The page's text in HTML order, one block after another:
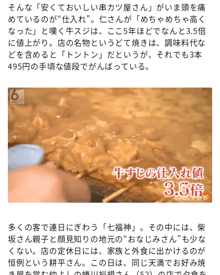
そんな「安くておいしい串カツ屋さん」がいま頭を痛
めているのが“仕入れ”。仁さんが「めちゃめちゃ高く
なった」と嘆く牛スジは、ここ5年ほどでなんと3.5倍
に値上がり。店の名物というどて焼きは、調味料代な
どを含めると「トントン」だというが、それでも3本
495円の手頃な値段でがんばっている。
©ABCテレビ
多くの客で連日にぎわう「七福神」。その中には、柴
坂さん親子と顔見知りの地元の“おなじみさん”も少な
くない。店の定休日には、家族と外食に出かけるのが
恒例という耕平さん。この日は、同じ天満でお好み焼